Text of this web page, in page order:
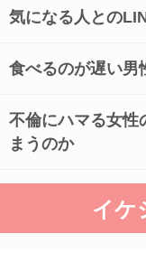
気になる人との
食べるのが遅い男
不倫にハマる女性
まうのか
イケ